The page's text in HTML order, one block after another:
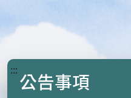
::: 公告事項